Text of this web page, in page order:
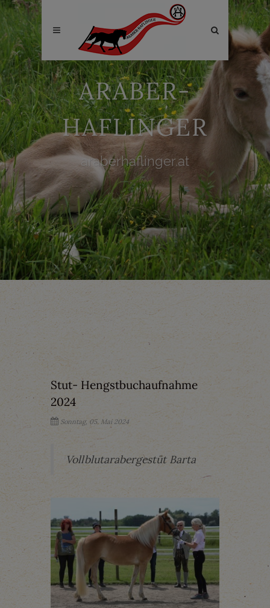
Site
search
ARABER-
HAFLINGER
araberhaflinger.at
Stut- Hengstbuchaufnahme
2024
Sonntag, 05. Mai 2024
Vollblutarabergestüt Barta